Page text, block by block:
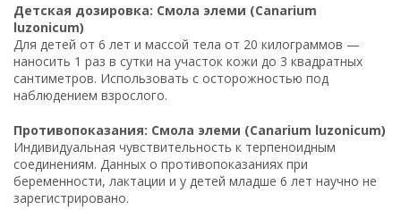
Детская дозировка: Смола элеми (Canarium
luzonicum)
Для детей от 6 лет и массой тела от 20 килограммов —
наносить 1 раз в сутки на участок кожи до 3 квадратных
сантиметров. Использовать с осторожностью под
наблюдением взрослого.
Противопоказания: Смола элеми (Canarium luzonicum)
Индивидуальная чувствительность к терпеноидным
соединениям. Данных о противопоказаниях при
беременности, лактации и у детей младше 6 лет научно не
зарегистрировано.